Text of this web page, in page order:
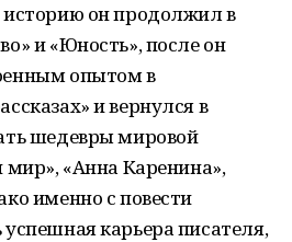
историю он продолжил в
и «Юность», после он
опытом в
и вернулся в
шедевры мировой
мир», «Анна Каренина»,
именно с повести
успешная карьера писателя,